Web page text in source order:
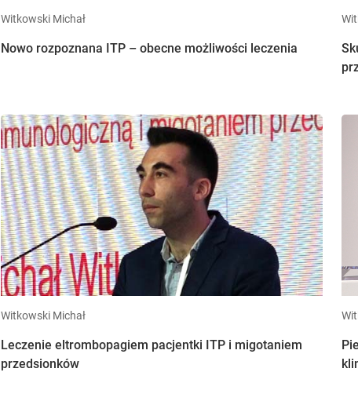
Witkowski Michał
Nowo rozpoznana ITP – obecne możliwości leczenia
Witkowski Michał
Leczenie eltrombopagiem pacjentki ITP i migotaniem
przedsionków